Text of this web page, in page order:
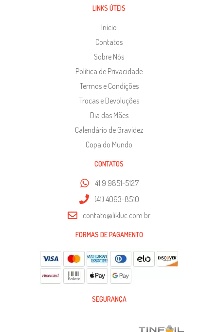
LINKS ÚTEIS
Início
Contatos
Sobre Nós
Política de Privacidade
Termos e Condições
Trocas e Devoluções
Dia das Mães
Calendário de Gravidez
Copa do Mundo
CONTATOS
41 9 9851-5127
(41) 4063-8510
contato@likluc.com.br
FORMAS DE PAGAMENTO
SEGURANÇA